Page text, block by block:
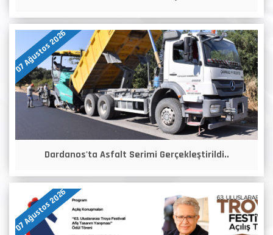
07 Ağustos 2026
Dardanos'ta Asfalt Serimi Gerçekleştirildi..
07 Ağustos 2026